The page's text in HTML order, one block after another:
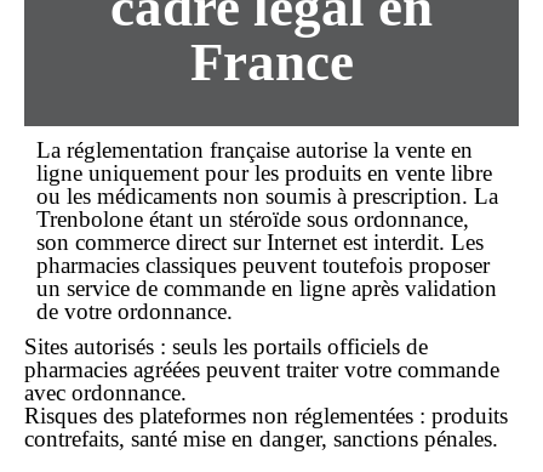
France
La réglementation française autorise la vente en
ligne uniquement pour les produits en vente libre
ou les médicaments non soumis à prescription. La
Trenbolone étant un stéroïde sous ordonnance,
son commerce direct sur Internet est interdit. Les
pharmacies classiques peuvent toutefois proposer
un service de commande en ligne après validation
de votre ordonnance.
Sites autorisés : seuls les portails officiels de
pharmacies agréées peuvent traiter votre commande
avec ordonnance.
Risques des plateformes non réglementées : produits
contrefaits, santé mise en danger, sanctions pénales.